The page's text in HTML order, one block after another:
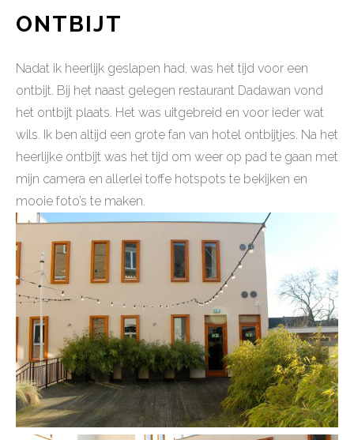
ONTBIJT
Nadat ik heerlijk geslapen had, was het tijd voor een
ontbijt. Bij het naast gelegen restaurant Dadawan vond
het ontbijt plaats. Het was uitgebreid en voor ieder wat
wils. Ik ben altijd een grote fan van hotel ontbijtjes. Na het
heerlijke ontbijt was het tijd om weer op pad te gaan met
mijn camera en allerlei toffe hotspots te bekijken en
mooie foto’s te maken.